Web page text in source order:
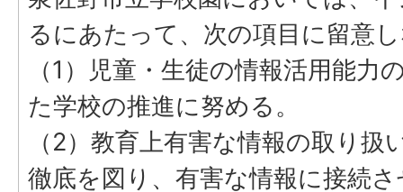
るにあたって、次の項目に留意
（1）児童・生徒の情報活用能力
た学校の推進に努める。
（2）教育上有害な情報の取り
徹底を図り、有害な情報に接続